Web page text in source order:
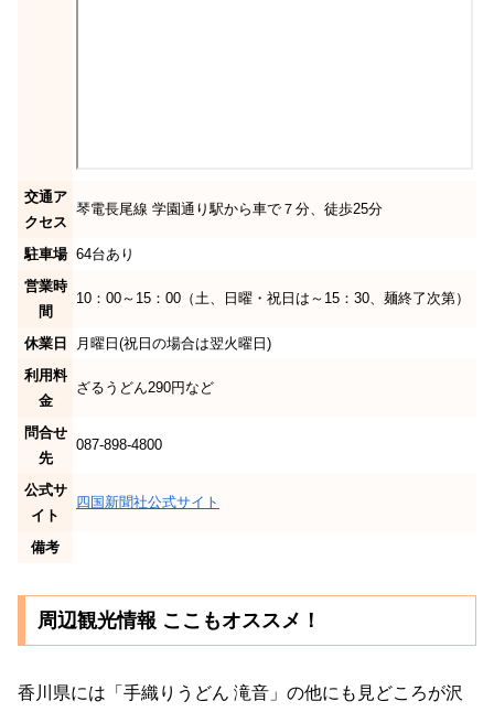
交通ア
クセス
琴電長尾線 学園通り駅から車で７分、徒歩25分
駐車場 64台あり
営業時
間
10：00～15：00（土、日曜・祝日は～15：30、麺終了次第）
休業日
月曜日(祝日の場合は翌火曜日)
利用料
金
ざるうどん290円など
問合せ
先
087-898-4800
公式サ
イト
四国新聞社公式サイト
備考
周辺観光情報 ここもオススメ！
香川県には「手織りうどん 滝音」の他にも見どころが沢